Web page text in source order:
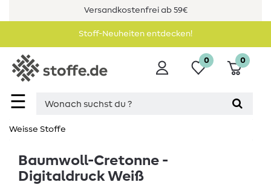
Versandkostenfrei ab 59€
Stoff-Neuheiten entdecken!
☰
0 0
Weisse Stoffe
Baumwoll-Cretonne -
Digitaldruck Weiß